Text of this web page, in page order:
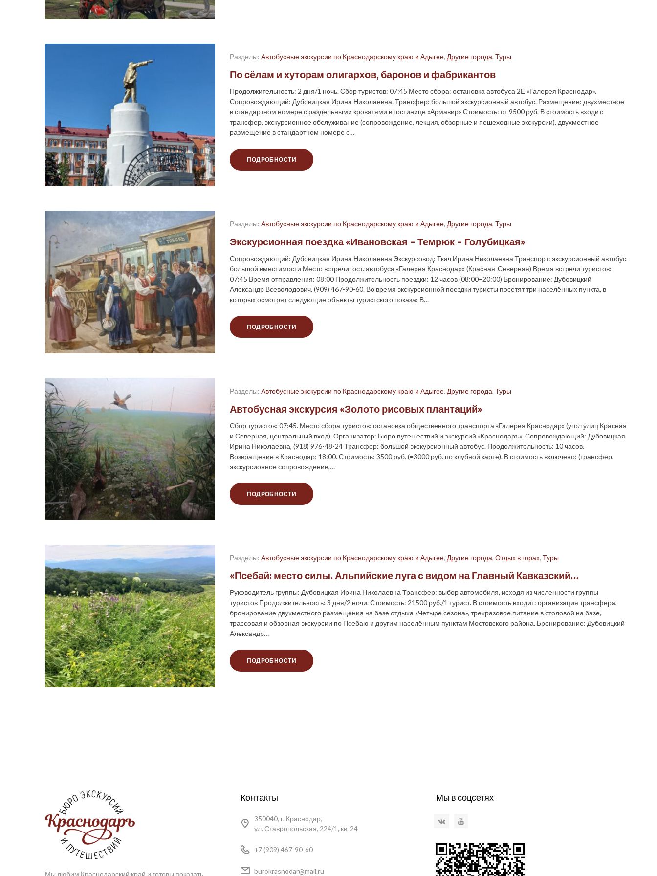
Разделы: Автобусные экскурсии по Краснодарскому краю и Адыгее, Другие города, Туры
По сёлам и хуторам олигархов, баронов и фабрикантов
Продолжительность: 2 дня/1 ночь. Сбор туристов: 07:45 Место сбора: остановка автобуса 2Е «Галерея Краснодар».
Сопровождающий: Дубовицкая Ирина Николаевна. Трансфер: большой экскурсионный автобус. Размещение: двухместное
в стандартном номере с раздельными кроватями в гостинице «Армавир» Стоимость: от 9500 руб. В стоимость входит:
трансфер, экскурсионное обслуживание (сопровождение, лекция, обзорные и пешеходные экскурсии), двухместное
размещение в стандартном номере с…
ПОДРОБНОСТИ
Разделы: Автобусные экскурсии по Краснодарскому краю и Адыгее, Другие города, Туры
Экскурсионная поездка «Ивановская – Темрюк – Голубицкая»
Сопровождающий: Дубовицкая Ирина Николаевна Экскурсовод: Ткач Ирина Николаевна Транспорт: экскурсионный автобус
большой вместимости Место встречи: ост. автобуса «Галерея Краснодар» (Красная-Северная) Время встречи туристов:
07:45 Время отправления: 08:00 Продолжительность поездки: 12 часов (08:00–20:00) Бронирование: Дубовицкий
Александр Всеволодович, (909) 467-90-60. Во время экскурсионной поездки туристы посетят три населённых пункта, в
которых осмотрят следующие объекты туристского показа: В…
ПОДРОБНОСТИ
Разделы: Автобусные экскурсии по Краснодарскому краю и Адыгее, Другие города, Туры
Автобусная экскурсия «Золото рисовых плантаций»
Сбор туристов: 07:45. Место сбора туристов: остановка общественного транспорта «Галерея Краснодар» (угол улиц Красная
и Северная, центральный вход). Организатор: Бюро путешествий и экскурсий «Краснодаръ». Сопровождающий: Дубовицкая
Ирина Николаевна, (918) 976-48-24 Трансфер: большой экскурсионный автобус. Продолжительность: 10 часов.
Возвращение в Краснодар: 18:00. Стоимость: 3500 руб. (=3000 руб. по клубной карте). В стоимость включено: (трансфер,
экскурсионное сопровождение,…
ПОДРОБНОСТИ
Разделы: Автобусные экскурсии по Краснодарскому краю и Адыгее, Другие города, Отдых в горах, Туры
«Псебай: место силы. Альпийские луга с видом на Главный Кавказский…
Руководитель группы: Дубовицкая Ирина Николаевна Трансфер: выбор автомобиля, исходя из численности группы
туристов Продолжительность: 3 дня/2 ночи. Стоимость: 21500 руб./1 турист. В стоимость входит: организация трансфера,
бронирование двухместного размещения на базе отдыха «Четыре сезона», трехразовое питание в столовой на базе,
трассовая и обзорная экскурсии по Псебаю и другим населённым пунктам Мостовского района. Бронирование: Дубовицкий
Александр…
ПОДРОБНОСТИ
Мы любим Краснодарский край и готовы показать
Контакты
350040, г. Краснодар,
ул. Ставропольская, 224/1, кв. 24
+7 (909) 467-90-60
burokrasnodar@mail.ru
Мы в соцсетях